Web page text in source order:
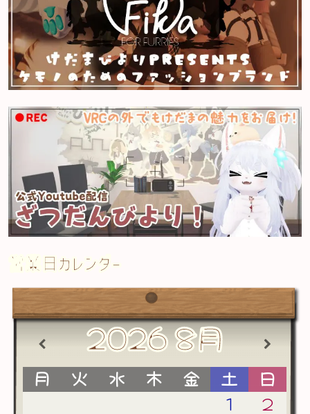
営業日カレンダー
2026 8月
月 火 水 木 金 土
日
1
2